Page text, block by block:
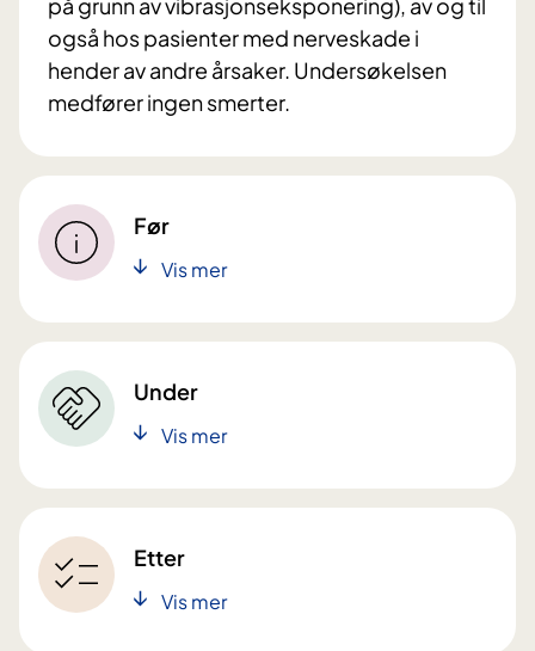
også hos pasienter med nerveskade i
hender av andre årsaker. Undersøkelsen
medfører ingen smerter.
Før
Vis mer
Under
Vis mer
Etter
Vis mer